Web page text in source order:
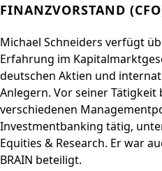
FINANZVORSTAND
Michael Schneiders verfügt
Erfahrung im
deutschen Aktien und
Anlegern. Vor seiner Tätigkeit
verschiedenen
Investmentbanking tätig,
Equities & Research. Er war
BRAIN beteiligt.